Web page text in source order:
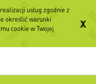
usług zgodnie z
określić warunki
cookie w Twojej
X